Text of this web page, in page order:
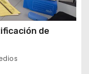
de